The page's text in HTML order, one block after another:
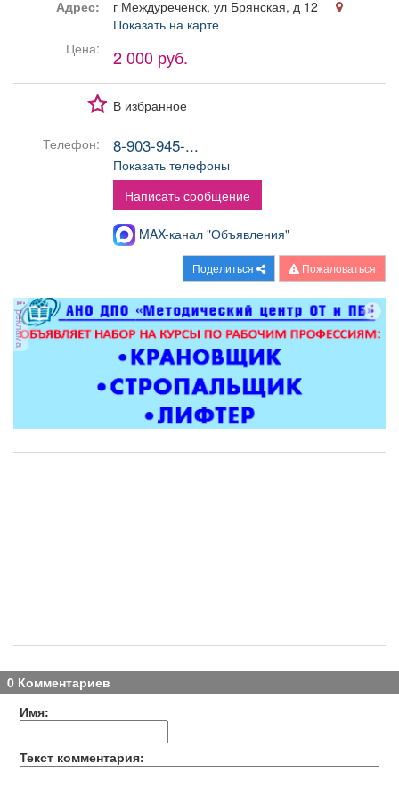
Товары Поздравления
Я - пенсионер
Адрес:
г Междуреченск, ул Брянская, д 12
Показать на карте
Цена:
2 000 руб.
В избранное
Телефон: 8-903-945-...
Показать телефоны
Написать сообщение
MAX-канал "Объявления"
Поделиться Пожаловаться
реклама
0 Комментариев
Имя:
Текст комментария: